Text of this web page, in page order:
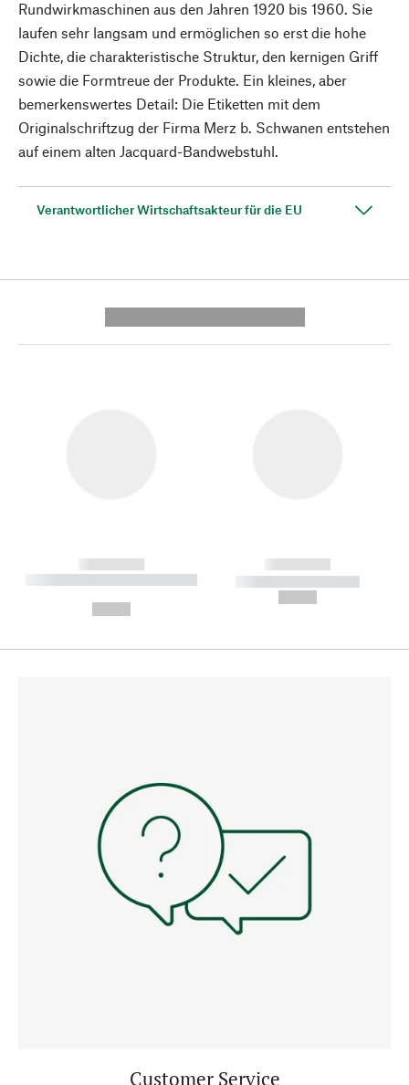
Rundwirkmaschinen aus den Jahren 1920 bis 1960. Sie
laufen sehr langsam und ermöglichen so erst die hohe
Dichte, die charakteristische Struktur, den kernigen Griff
sowie die Formtreue der Produkte. Ein kleines, aber
bemerkenswertes Detail: Die Etiketten mit dem
Originalschriftzug der Firma Merz b. Schwanen entstehen
auf einem alten Jacquard-Bandwebstuhl.
Verantwortlicher Wirtschaftsakteur für die EU
------------
----------- ----------- --------
------------
----------- -----------
Customer Service